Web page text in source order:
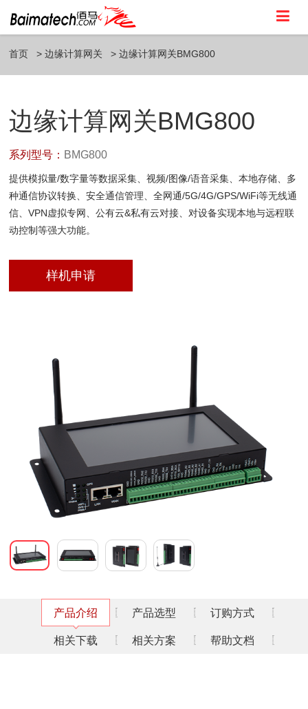
首页 边缘计算网关 边缘计算网关BMG800
边缘计算网关BMG800
系列型号： BMG800
提供模拟量/数字量等数据采集、视频/图像/语音采集、本地存储、多
种通信协议转换、安全通信管理、全网通/5G/4G/GPS/WiFi等无线通
信、VPN虚拟专网、公有云&私有云对接、对设备实现本地与远程联
动控制等强大功能。
样机申请
产品介绍 产品选型 订购方式
相关下载 相关方案 帮助文档